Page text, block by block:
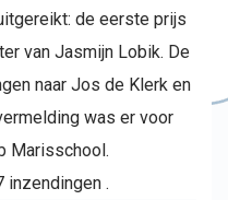
de eerste prijs
van Jasmijn Lobik. De
naar Jos de Klerk en
was er voor
Marisschool.
inzendingen .